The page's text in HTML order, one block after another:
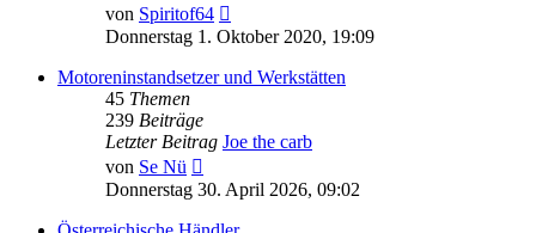
von Spiritof64
Beitrag
Donnerstag 1. Oktober 2020, 19:09
Motoreninstandsetzer und Werkstätten
45 Themen
239 Beiträge
Letzter Beitrag Joe the carb
von Se Nü
Beitrag
Donnerstag 30. April 2026, 09:02